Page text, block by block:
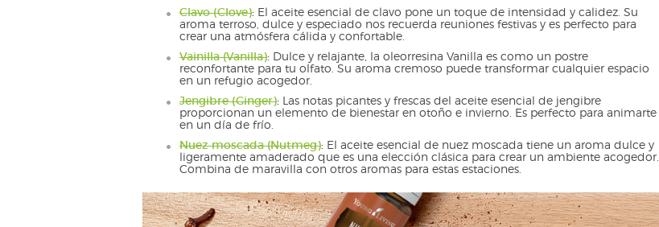
Clavo (Clove): El aceite esencial de clavo pone un toque de intensidad y calidez. Su
aroma terroso, dulce y especiado nos recuerda reuniones festivas y es perfecto para
crear una atmósfera cálida y confortable.
Vainilla (Vanilla): Dulce y relajante, la oleorresina Vanilla es como un postre
reconfortante para tu olfato. Su aroma cremoso puede transformar cualquier espacio
en un refugio acogedor.
Jengibre (Ginger): Las notas picantes y frescas del aceite esencial de jengibre
proporcionan un elemento de bienestar en otoño e invierno. Es perfecto para animarte
en un día de frío.
Nuez moscada (Nutmeg): El aceite esencial de nuez moscada tiene un aroma dulce y
ligeramente amaderado que es una elección clásica para crear un ambiente acogedor.
Combina de maravilla con otros aromas para estas estaciones.